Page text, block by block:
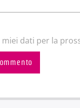
miei dati per la